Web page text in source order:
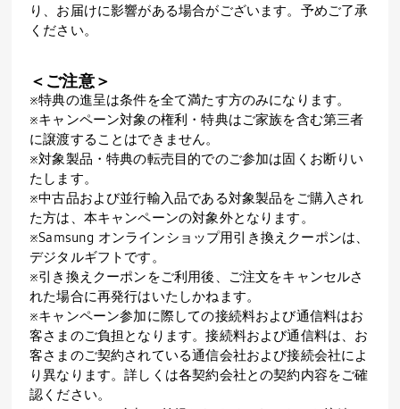
り、お届けに影響がある場合がございます。予めご了承
ください。
＜ご注意＞
※特典の進呈は条件を全て満たす方のみになります。
※キャンペーン対象の権利・特典はご家族を含む第三者
に譲渡することはできません。
※対象製品・特典の転売目的でのご参加は固くお断りい
たします。
※中古品および並行輸入品である対象製品をご購入され
た方は、本キャンペーンの対象外となります。
※Samsung オンラインショップ用引き換えクーポンは、
デジタルギフトです。
※引き換えクーポンをご利用後、ご注文をキャンセルさ
れた場合に再発行はいたしかねます。
※キャンペーン参加に際しての接続料および通信料はお
客さまのご負担となります。接続料および通信料は、お
客さまのご契約されている通信会社および接続会社によ
り異なります。詳しくは各契約会社との契約内容をご確
認ください。